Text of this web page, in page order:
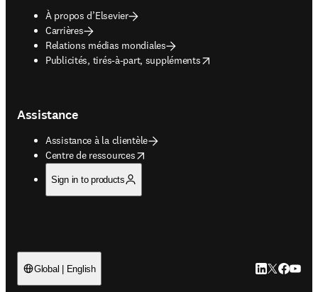
À propos d’Elsevier
Carrières
Relations médias mondiales
Publicités, tirés-à-part, suppléments
opens in new tab/window
Assistance
Assistance à la clientèle
Centre de ressources
opens in new tab/window
Sign in to products
Global | English LinkedIn
Twitter